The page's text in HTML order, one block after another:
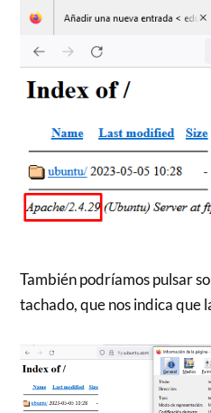
También podríamos pulsar
tachado, que nos indica que